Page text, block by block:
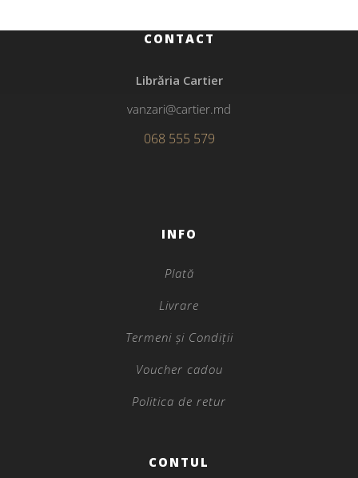
CONTACT
Librăria Cartier
vanzari@cartier.md
068 555 579
INFO
Plată
Livrare
Termeni și Condiții
Voucher cadou
Politica de retur
CONTUL